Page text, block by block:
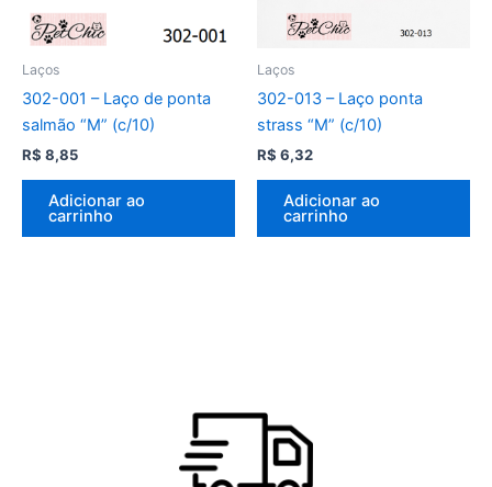
Laços
302-001 – Laço de ponta
salmão “M” (c/10)
R$ 8,85
Adicionar ao
carrinho
Laços
302-013 – Laço ponta
strass “M” (c/10)
R$ 6,32
Adicionar ao
carrinho